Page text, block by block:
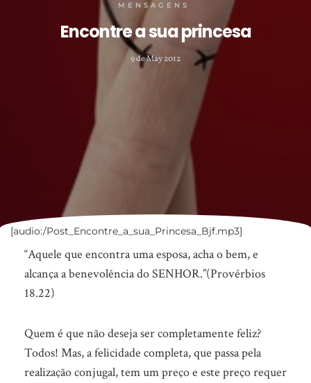
MENSAGENS
Encontre a sua princesa
9 de May 2012
Encontre
a
sua
[audio:/Post_Encontre_a_sua_Princesa_Bjf.mp3]
“Aquele que encontra uma esposa, acha o bem, e
alcança a benevolência do SENHOR.”(Provérbios
18.22)
Quem é que não deseja ser completamente feliz?
Todos! Mas, a felicidade completa, que passa pela
realização conjugal, tem um preço e este preço requer